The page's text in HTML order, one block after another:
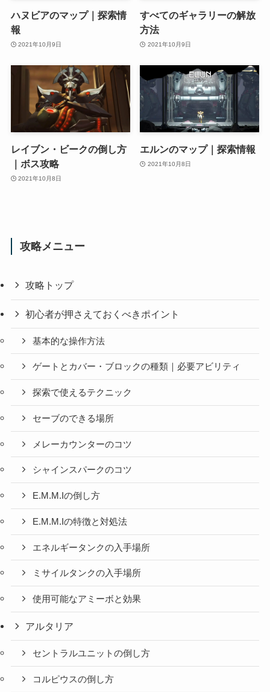
ハヌビアのマップ｜探索情
報
2021年10月9日
すべてのギャラリーの解放
方法
2021年10月9日
レイブン・ビークの倒し方
｜ボス攻略
2021年10月8日
エルンのマップ｜探索情報
2021年10月8日
攻略メニュー
攻略トップ
初心者が押さえておくべきポイント
基本的な操作方法
ゲートとカバー・ブロックの種類｜必要アビリティ
探索で使えるテクニック
セーブのできる場所
メレーカウンターのコツ
シャインスパークのコツ
E.M.M.Iの倒し方
E.M.M.Iの特徴と対処法
エネルギータンクの入手場所
ミサイルタンクの入手場所
使用可能なアミーボと効果
アルタリア
セントラルユニットの倒し方
コルピウスの倒し方